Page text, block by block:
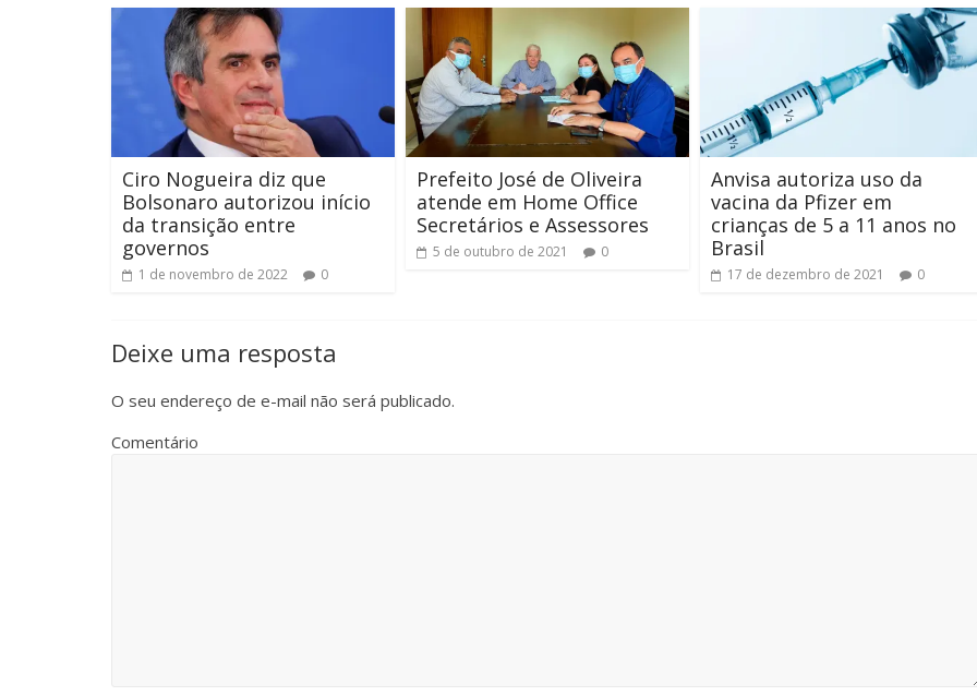
Ciro Nogueira diz que
Bolsonaro autorizou início
da transição entre
governos
1 de novembro de 2022 0
Prefeito José de Oliveira
atende em Home Office
Secretários e Assessores
5 de outubro de 2021 0
Anvisa autoriza uso da
vacina da Pfizer em
crianças de 5 a 11 anos no
Brasil
17 de dezembro de 2021 0
Deixe uma resposta
O seu endereço de e-mail não será publicado.
Comentário